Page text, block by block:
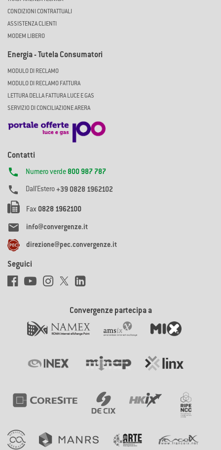
CONDIZIONI CONTRATTUALI
ASSISTENZA CLIENTI
MODEM LIBERO
Energia - Tutela Consumatori
MODULO DI RECLAMO
MODULO DI RECLAMO FATTURA
LETTURA DELLA FATTURA LUCE E GAS
SERVIZIO DI CONCILIAZIONE ARERA
Contatti
 Numero verde 800 987 787
 Dall'Estero +39 0828 1962102
Fax 0828 1962100
 info@convergenze.it
direzione@pec.convergenze.it
Seguici
Convergenze partecipa a